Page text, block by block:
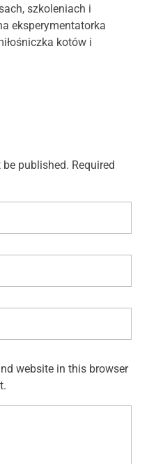
szkoleniach i
eksperymentatorka
kotów i
published. Required
website in this browser